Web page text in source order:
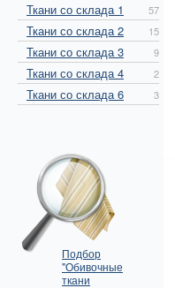
Ткани со склада 1 57
Ткани со склада 2 15
Ткани со склада 3 9
Ткани со склада 4 2
Ткани со склада 6 3
Подбор
"Обивочные
ткани